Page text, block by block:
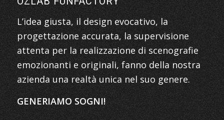
L’idea giusta, il design evocativo, la
progettazione accurata, la supervisione
attenta per la realizzazione di scenografie
emozionanti e originali, fanno della nostra
azienda una realtà unica nel suo genere.
GENERIAMO SOGNI!